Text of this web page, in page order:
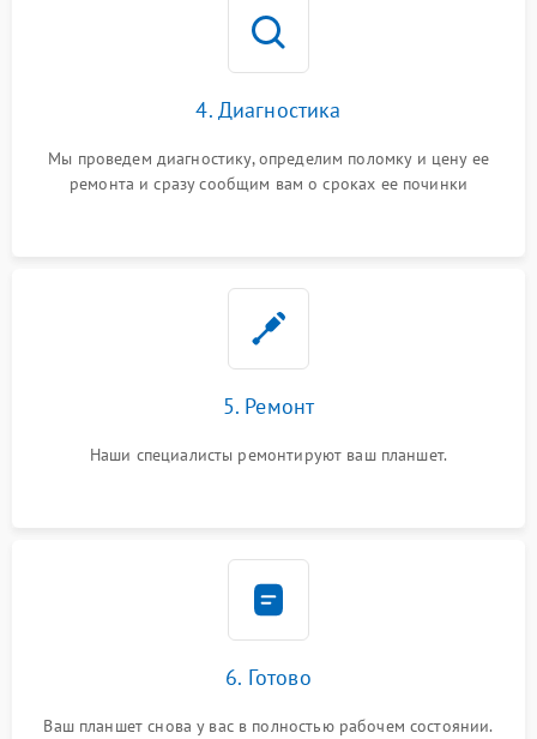
4. Диагностика
Мы проведем диагностику, определим поломку и цену ее
ремонта и сразу сообщим вам о сроках ее починки
5. Ремонт
Наши специалисты ремонтируют ваш планшет.
6. Готово
Ваш планшет снова у вас в полностью рабочем состоянии.